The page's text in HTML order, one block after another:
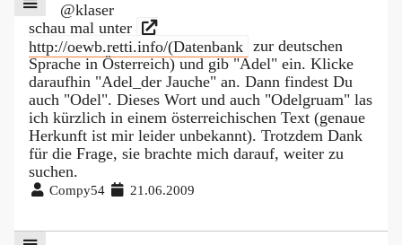
@klaser
schau mal unter
http://oewb.retti.info/(Datenbank zur deutschen
Sprache in Österreich) und gib "Adel" ein. Klicke
daraufhin "Adel_der Jauche" an. Dann findest Du
auch "Odel". Dieses Wort und auch "Odelgruam" las
ich kürzlich in einem österreichischen Text (genaue
Herkunft ist mir leider unbekannt). Trotzdem Dank
für die Frage, sie brachte mich darauf, weiter zu
suchen.
Compy54 21.06.2009